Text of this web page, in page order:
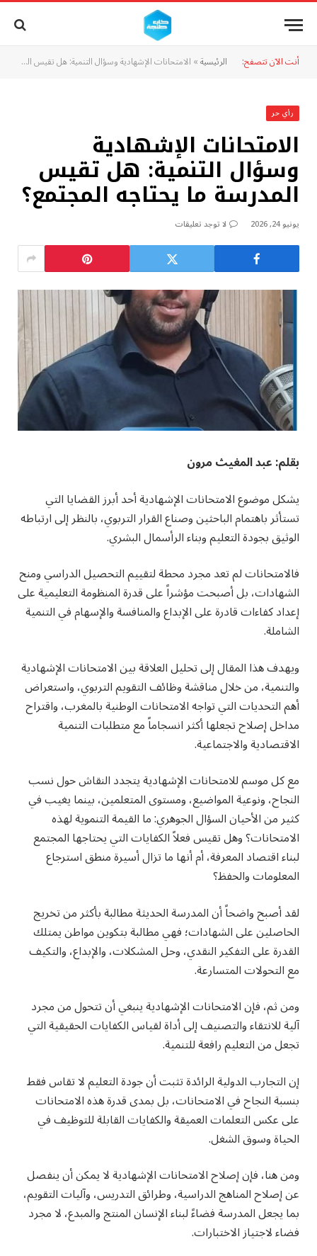
أنت الآن تتصفح: الرئيسية» الامتحانات الإشهادية وسؤال التنمية: هل تقيس المدرسة ما يحتاجه المجتمع؟
رأي حر
الامتحانات الإشهادية
وسؤال التنمية: هل تقيس
المدرسة ما يحتاجه المجتمع؟
يونيو 24, 2026 لا توجد تعليقات
بقلم: عبد المغيث مرون
يشكل موضوع الامتحانات الإشهادية أحد أبرز القضايا التي
تستأثر باهتمام الباحثين وصناع القرار التربوي، بالنظر إلى ارتباطه
الوثيق بجودة التعليم وبناء الرأسمال البشري.
فالامتحانات لم تعد مجرد محطة لتقييم التحصيل الدراسي ومنح
الشهادات، بل أصبحت مؤشراً على قدرة المنظومة التعليمية على
إعداد كفاءات قادرة على الإبداع والمنافسة والإسهام في التنمية
الشاملة.
ويهدف هذا المقال إلى تحليل العلاقة بين الامتحانات الإشهادية
والتنمية، من خلال مناقشة وظائف التقويم التربوي، واستعراض
أهم التحديات التي تواجه الامتحانات الوطنية بالمغرب، واقتراح
مداخل إصلاح تجعلها أكثر انسجاماً مع متطلبات التنمية
الاقتصادية والاجتماعية.
مع كل موسم للامتحانات الإشهادية يتجدد النقاش حول نسب
النجاح، ونوعية المواضيع، ومستوى المتعلمين، بينما يغيب في
كثير من الأحيان السؤال الجوهري: ما القيمة التنموية لهذه
الامتحانات؟ وهل تقيس فعلاً الكفايات التي يحتاجها المجتمع
لبناء اقتصاد المعرفة، أم أنها ما تزال أسيرة منطق استرجاع
المعلومات والحفظ؟
لقد أصبح واضحاً أن المدرسة الحديثة مطالبة بأكثر من تخريج
الحاصلين على الشهادات؛ فهي مطالبة بتكوين مواطن يمتلك
القدرة على التفكير النقدي، وحل المشكلات، والإبداع، والتكيف
مع التحولات المتسارعة.
ومن ثم، فإن الامتحانات الإشهادية ينبغي أن تتحول من مجرد
آلية للانتقاء والتصنيف إلى أداة لقياس الكفايات الحقيقية التي
تجعل من التعليم رافعة للتنمية.
إن التجارب الدولية الرائدة تثبت أن جودة التعليم لا تقاس فقط
بنسبة النجاح في الامتحانات، بل بمدى قدرة هذه الامتحانات
على عكس التعلمات العميقة والكفايات القابلة للتوظيف في
الحياة وسوق الشغل.
ومن هنا، فإن إصلاح الامتحانات الإشهادية لا يمكن أن ينفصل
عن إصلاح المناهج الدراسية، وطرائق التدريس، وآليات التقويم،
بما يجعل المدرسة فضاءً لبناء الإنسان المنتج والمبدع، لا مجرد
فضاء لاجتياز الاختبارات.